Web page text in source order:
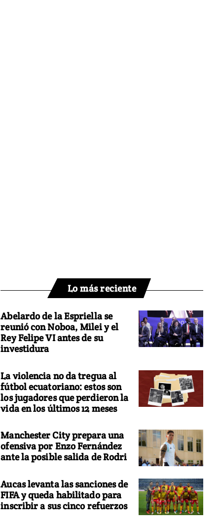
Lo más reciente
Abelardo de la Espriella se
reunió con Noboa, Milei y el
Rey Felipe VI antes de su
investidura
La violencia no da tregua al
fútbol ecuatoriano: estos son
los jugadores que perdieron la
vida en los últimos 12 meses
Manchester City prepara una
ofensiva por Enzo Fernández
ante la posible salida de Rodri
Aucas levanta las sanciones de
FIFA y queda habilitado para
inscribir a sus cinco refuerzos